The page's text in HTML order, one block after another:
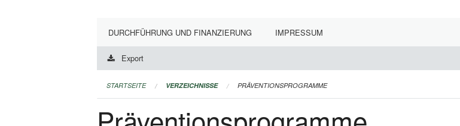
DURCHFÜHRUNG UND FINANZIERUNG IMPRESSUM
Export
STARTSEITE VERZEICHNISSE PRÄVENTIONSPROGRAMME